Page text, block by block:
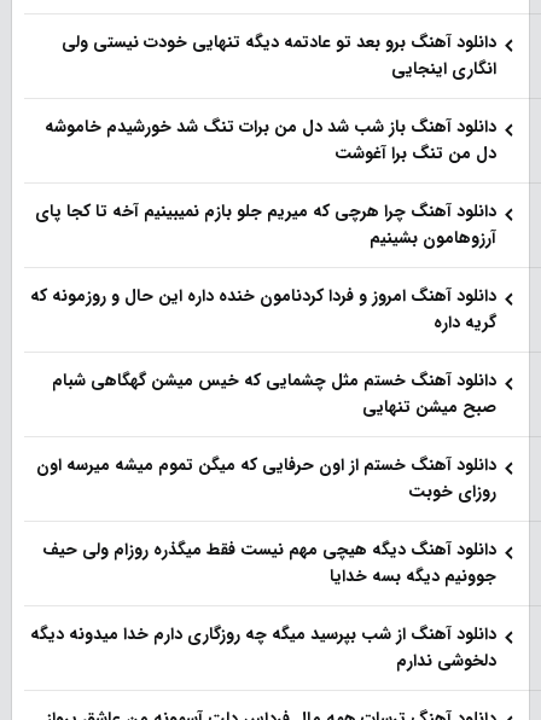
دانلود آهنگ برو بعد تو عادتمه دیگه تنهایی خودت نیستی ولی
انگاری اینجایی
دانلود آهنگ باز شب شد دل من برات تنگ شد خورشیدم خاموشه
دل من تنگ برا آغوشت
دانلود آهنگ چرا هرچی که میریم جلو بازم نمیبینیم آخه تا کجا پای
آرزوهامون بشینیم
دانلود آهنگ امروز و فردا کردنامون خنده داره این حال و روزمونه که
گریه داره
دانلود آهنگ خستم مثل چشمایی که خیس میشن گهگاهی شبام
صبح میشن تنهایی
دانلود آهنگ خستم از اون حرفایی که میگن تموم میشه میرسه اون
روزای خوبت
دانلود آهنگ دیگه هیچی مهم نیست فقط میگذره روزام ولی حیف
جوونیم دیگه بسه خدایا
دانلود آهنگ از شب بپرسید میگه چه روزگاری دارم خدا میدونه دیگه
دلخوشی ندارم